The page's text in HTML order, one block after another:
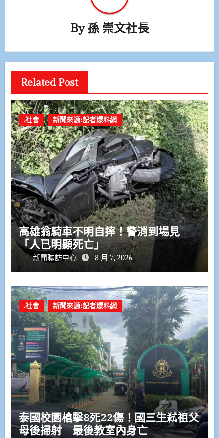
By孫 崇文社長
Related Post
.社會 新聞來源:記者爆料網
高雄翁騎車不明自摔！警消到場見
「人已明顯死亡」
新聞聯訪中心 8 月 7, 2026
.社會 新聞來源:記者爆料網
泰國校園槍擊8死22傷！國三生弒祖父
母後掃射 最後教室內身亡